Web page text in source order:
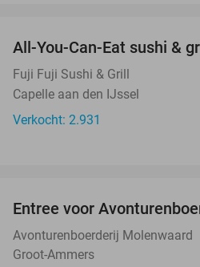
All-You-Can-Eat sushi &
Fuji Fuji Sushi & Grill
Capelle aan den IJssel
Verkocht: 2.931
Entree voor
Avonturenboerderij Molenwaard
Groot-Ammers